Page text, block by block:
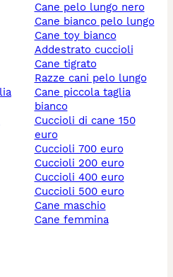
cane pelo lungo nero
cane bianco pelo lungo
cane toy bianco
addestrato cuccioli
cane tigrato
razze cani pelo lungo
cane piccola taglia
bianco
cuccioli di cane 150
euro
cuccioli 700 euro
cuccioli 200 euro
cuccioli 400 euro
cuccioli 500 euro
cane maschio
cane femmina